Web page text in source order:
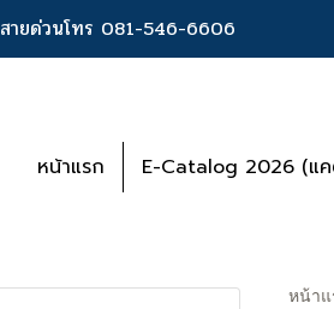
สายด่วนโทร 081-546-6606
หน้าแรก E-Catalog 2026 (แ
หน้าแ